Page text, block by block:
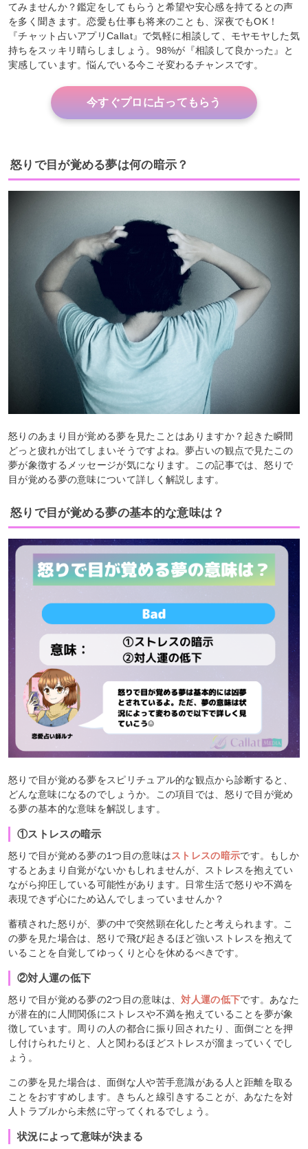
てみませんか？鑑定をしてもらうと希望や安心感を持てるとの声
を多く聞きます。恋愛も仕事も将来のことも、深夜でもOK！
『チャット占いアプリCallat』で気軽に相談して、モヤモヤした気
持ちをスッキリ晴らしましょう。98%が『相談して良かった』と
実感しています。悩んでいる今こそ変わるチャンスです。
今すぐプロに占ってもらう
怒りで目が覚める夢は何の暗示？
怒りのあまり目が覚める夢を見たことはありますか？起きた瞬間
どっと疲れが出てしまいそうですよね。夢占いの観点で見たこの
夢が象徴するメッセージが気になります。この記事では、怒りで
目が覚める夢の意味について詳しく解説します。
怒りで目が覚める夢の基本的な意味は？
怒りで目が覚める夢をスピリチュアル的な観点から診断すると、
どんな意味になるのでしょうか。この項目では、怒りで目が覚め
る夢の基本的な意味を解説します。
①ストレスの暗示
怒りで目が覚める夢の1つ目の意味はストレスの暗示です。もしか
するとあまり自覚がないかもしれませんが、ストレスを抱えてい
ながら抑圧している可能性があります。日常生活で怒りや不満を
表現できず心にため込んでしまっていませんか？
蓄積された怒りが、夢の中で突然顕在化したと考えられます。こ
の夢を見た場合は、怒りで飛び起きるほど強いストレスを抱えて
いることを自覚してゆっくりと心を休めるべきです。
②対人運の低下
怒りで目が覚める夢の2つ目の意味は、対人運の低下です。あなた
が潜在的に人間関係にストレスや不満を抱えていることを夢が象
徴しています。周りの人の都合に振り回されたり、面倒ごとを押
し付けられたりと、人と関わるほどストレスが溜まっていくでし
ょう。
この夢を見た場合は、面倒な人や苦手意識がある人と距離を取る
ことをおすすめします。きちんと線引きすることが、あなたを対
人トラブルから未然に守ってくれるでしょう。
状況によって意味が決まる